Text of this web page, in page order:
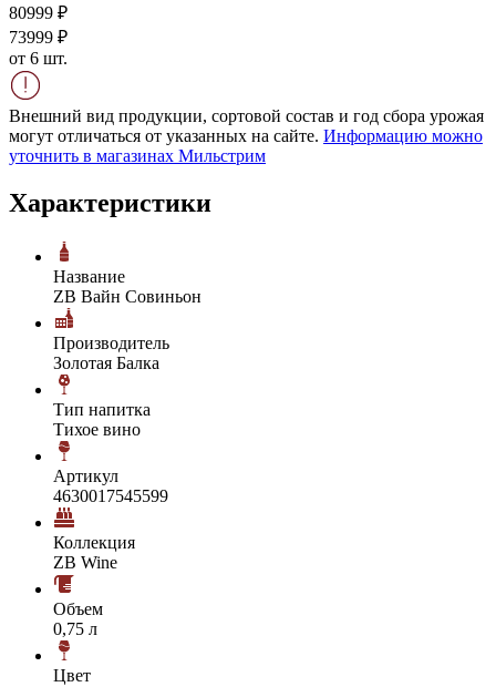
80999 ₽
73999 ₽
от 6 шт.
Внешний вид продукции, сортовой состав и год сбора урожая
могут отличаться от указанных на сайте. Информацию можно
уточнить в магазинах Мильстрим
Характеристики
Название
ZB Вайн Совиньон
Производитель
Золотая Балка
Тип напитка
Тихое вино
Артикул
4630017545599
Коллекция
ZB Wine
Объем
0,75 л
Цвет